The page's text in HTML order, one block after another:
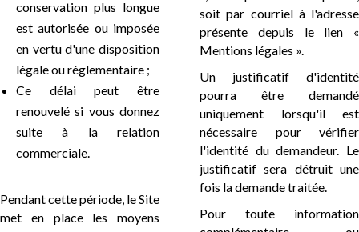
conservation plus longue
est autorisée ou imposée
en vertu d'une disposition
légale ou réglementaire ;
Ce délai peut être
renouvelé si vous donnez
suite à la relation
commerciale.
Pendant cette période, le Site
met en place les moyens
soit par courriel à l'adresse
présente depuis le lien «
Mentions légales ».
Un justificatif d'identité
pourra être demandé
uniquement lorsqu'il est
nécessaire pour vérifier
l'identité du demandeur. Le
justificatif sera détruit une
fois la demande traitée.
Pour toute information